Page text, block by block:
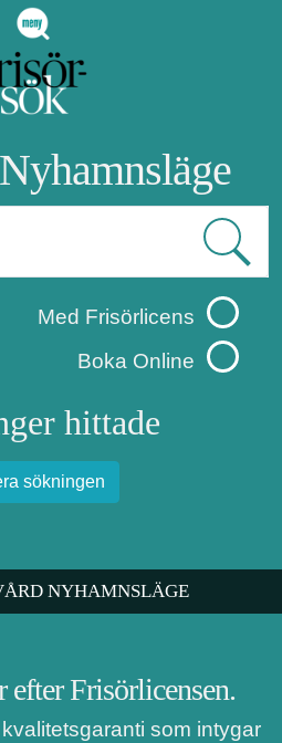
Med Frisörlicens
Boka Online
hittade
sökningen
NYHAMNSLÄGE
efter Frisörlicensen.
som intygar